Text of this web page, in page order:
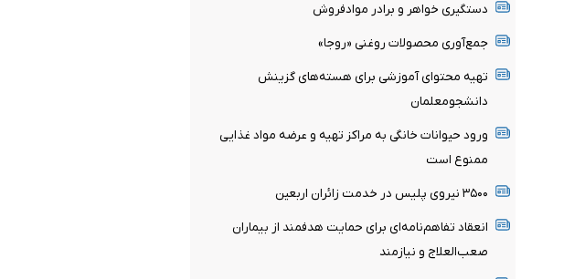
دستگیری خواهر و برادر موادفروش
جمع‌آوری محصولات روغنی «روجا»
تهیه محتوای آموزشی برای هسته‌های گزینش
دانشجومعلمان
ورود حیوانات خانگی به مراکز تهیه و عرضه مواد غذایی
ممنوع است
۳۵۰۰ نیروی پلیس در خدمت زائران اربعین
انعقاد تفاهم‌نامه‌ای برای حمایت هدفمند از بیماران
صعب‌العلاج و نیازمند